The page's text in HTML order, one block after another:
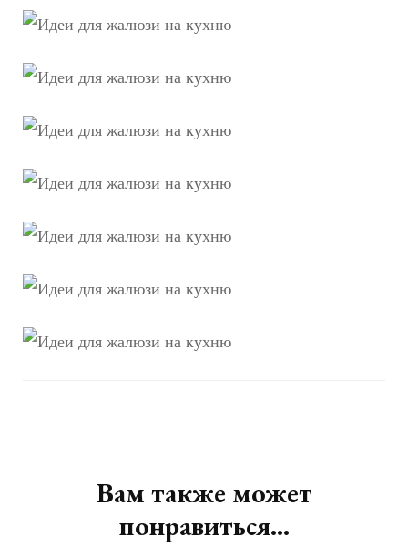
записямВам также может
понравиться...